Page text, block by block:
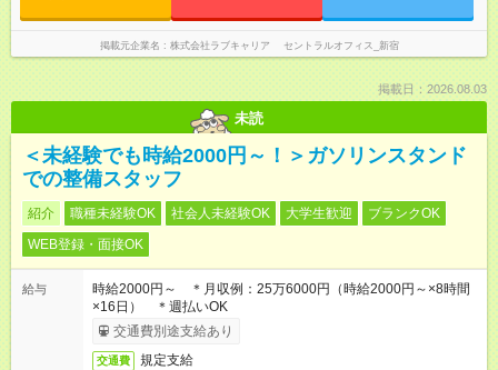
掲載元企業名 株式会社ラブキャリア セントラルオフィス_新宿
掲載日：2026.08.03
未読
＜未経験でも時給2000円～！＞ガソリンスタンド
での整備スタッフ
紹介 職種未経験OK 社会人未経験OK 大学生歓迎
ブランクOK
WEB登録・面接OK
給与
時給2000円～ ＊月収例：25万6000円（時給2000円～×8時間
×16日） ＊週払いOK
交通費別途支給あり
交通費 規定支給